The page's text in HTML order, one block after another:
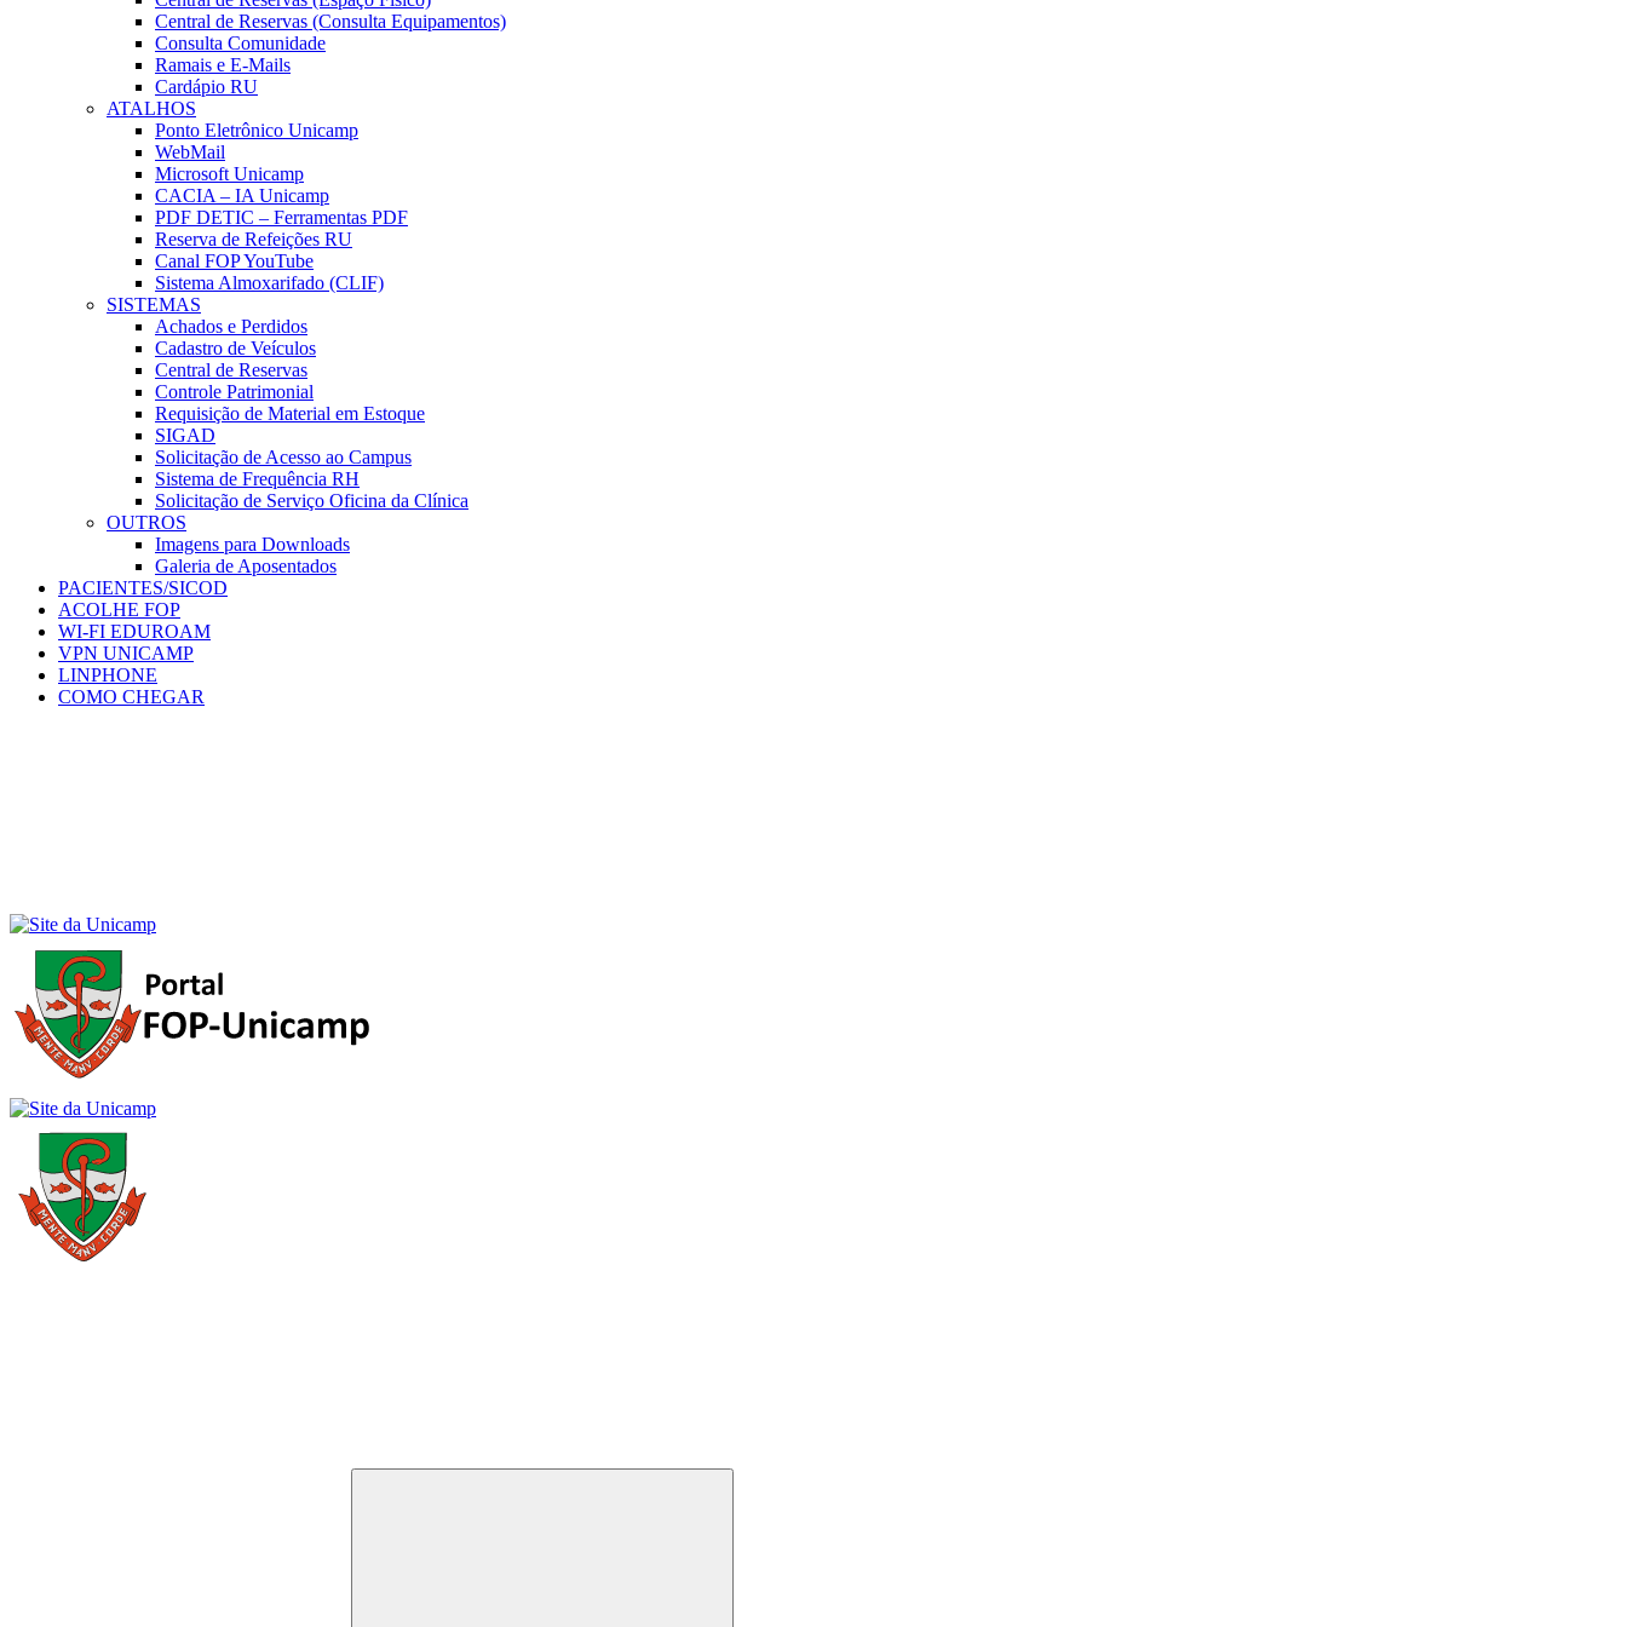
Central de Reservas (Consulta Equipamentos)
Consulta Comunidade
Ramais e E-Mails
Cardápio RU
ATALHOS
Ponto Eletrônico Unicamp
WebMail
Microsoft Unicamp
CACIA – IA Unicamp
PDF DETIC – Ferramentas PDF
Reserva de Refeições RU
Canal FOP YouTube
Sistema Almoxarifado (CLIF)
SISTEMAS
Achados e Perdidos
Cadastro de Veículos
Central de Reservas
Controle Patrimonial
Requisição de Material em Estoque
SIGAD
Solicitação de Acesso ao Campus
Sistema de Frequência RH
Solicitação de Serviço Oficina da Clínica
OUTROS
Imagens para Downloads
Galeria de Aposentados
PACIENTES/SICOD
ACOLHE FOP
WI-FI EDUROAM
VPN UNICAMP
LINPHONE
COMO CHEGAR